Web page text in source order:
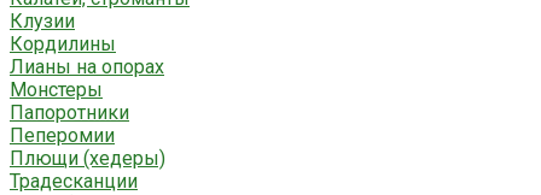
Клузии
Кордилины
Лианы на опорах
Монстеры
Папоротники
Пеперомии
Плющи (хедеры)
Традесканции